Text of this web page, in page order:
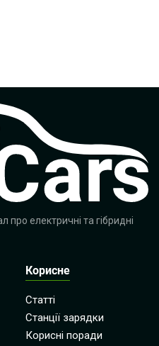
про електричні та гібридні
Корисне
Статті
Станції зарядки
Корисні поради